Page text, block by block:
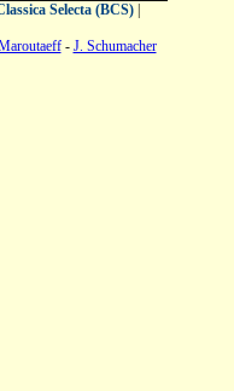
Selecta (BCS)|
- J. Schumacher